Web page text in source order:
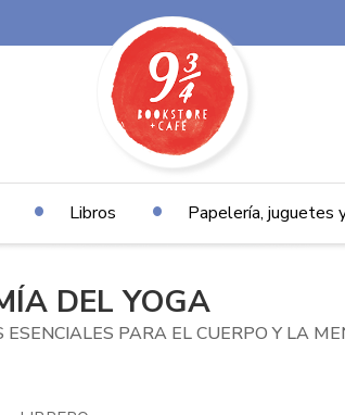
Libros Papelería, juguetes
DEL YOGA
PARA EL CUERPO Y LA